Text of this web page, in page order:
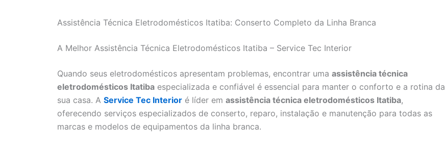
Assistência Técnica Eletrodomésticos Itatiba: Conserto Completo da Linha Branca
A Melhor Assistência Técnica Eletrodomésticos Itatiba – Service Tec Interior
Quando seus eletrodomésticos apresentam problemas, encontrar uma assistência técnica
eletrodomésticos Itatiba especializada e confiável é essencial para manter o conforto e a rotina da
sua casa. A Service Tec Interior é líder em assistência técnica eletrodomésticos Itatiba,
oferecendo serviços especializados de conserto, reparo, instalação e manutenção para todas as
marcas e modelos de equipamentos da linha branca.